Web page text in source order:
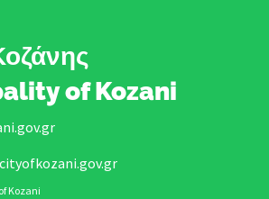
of Kozani
Kozani